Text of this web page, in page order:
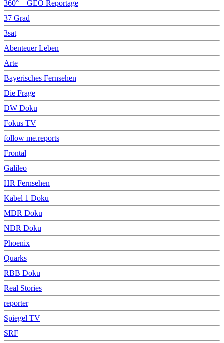
360° – GEO Reportage
37 Grad
3sat
Abenteuer Leben
Arte
Bayerisches Fernsehen
Die Frage
DW Doku
Fokus TV
follow me.reports
Frontal
Galileo
HR Fernsehen
Kabel 1 Doku
MDR Doku
NDR Doku
Phoenix
Quarks
RBB Doku
Real Stories
reporter
Spiegel TV
SRF